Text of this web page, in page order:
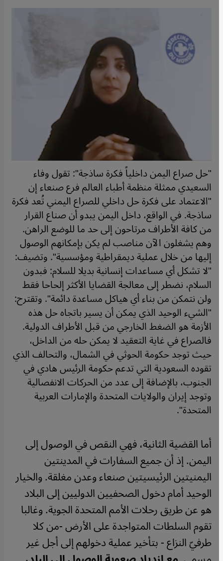
"حل صراع اليمن داخلياً فكرة ساذجة": تقول وفاء
السعيدي ممثلة منظمة أطباء العالم فرع صنعاء إن
"الاعتماد على فكرة حل داخلي للصراع اليمني تُعد فكرة
ساذجة. في الواقع، داخل اليمن يبدو أن صناع القرار
من كافة الأطراف مرتاحون إلى حد ما للوضع الراهن.
وهم يشغلون الآن مناصب لم يكن بإمكانهم الوصول
إليها من خلال عملية ديمقراطية ومؤسسية". وتضيف:
"لا تشكل أي مساعدات إنسانية بديلا للسلام: فبدون
السلام، نضطر إلى معالجة القضايا الأكثر إلحاحا فقط
ولن نتمكن من بناء أي هياكل مساعدة دائمة". وتقترح:
"الشيء الوحيد الذي يمكن أن يسير باتجاه حل هذه
الأزمة هو الضغط الخارجي من قبل الأطراف الدولية.
فالصراع في غاية التعقيد لا يمكن حله من الداخل،
حيث توجد حكومة الحوثي في الشمال، والتحالف الذي
تقوده السعودية التي تدعم حكومة الرئيس هادي في
الجنوب، بالإضافة إلى عدد من الحركات الانفصالية
وتوجد إيران والولايات المتحدة والإمارات العربية
المتحدة".
أما القضية الثانية، فهي النقص في الوصول إلى
اليمن. إذ أن جميع السفارات في المدينتين
اليمنيتين الرئيسيتين صنعاء وعدن مغلقة. والخيار
الوحيد أمام دخول الصحفيين الدوليين إلى البلاد
هو عن طريق رحلات الأمم المتحدة الجوية. وغالبا
تقوم السلطات المتواجدة على الأرض -من كلا
طرفيّ النزاع - بتأخير عملية دخولهم إلى أجل غير